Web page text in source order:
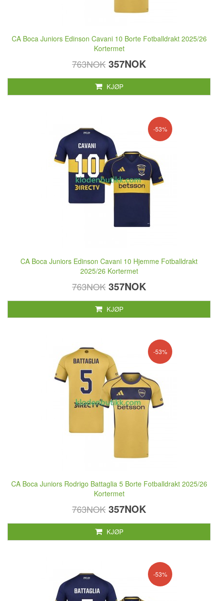
CA Boca Juniors Edinson Cavani 10 Borte Fotballdrakt 2025/26
Kortermet
763NOK 357NOK
KJØP
-53%
CA Boca Juniors Edinson Cavani 10 Hjemme Fotballdrakt
2025/26 Kortermet
763NOK 357NOK
KJØP
-53%
CA Boca Juniors Rodrigo Battaglia 5 Borte Fotballdrakt 2025/26
Kortermet
763NOK 357NOK
KJØP
-53%